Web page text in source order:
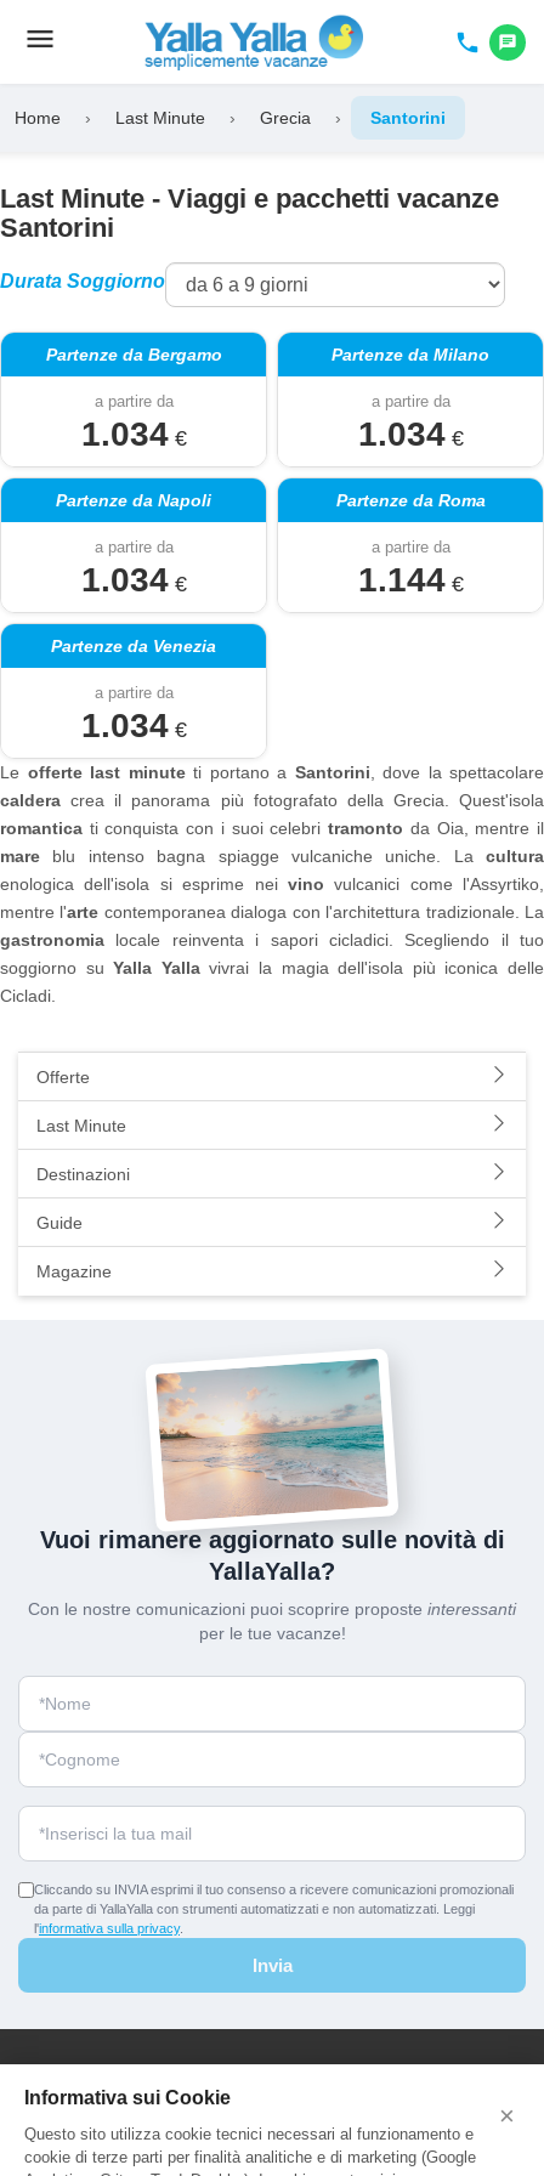
×
Informativa sui Cookie
Questo sito utilizza cookie tecnici necessari al funzionamento e
cookie di terze parti per finalità analitiche e di marketing (Google
Toggle
menu phone chat
Home › Last Minute › Grecia › Santorini
Last Minute - Viaggi e pacchetti vacanze
Santorini
Durata Soggiorno
Partenze da Bergamo
a partire da
1.034€
Partenze da Milano
a partire da
1.034€
Partenze da Napoli
a partire da
1.034€
Partenze da Roma
a partire da
1.144€
Partenze da Venezia
a partire da
1.034€
Le offerte last minuteti portano a Santorini , dove la spettacolare
caldera crea il panorama più fotografato della Grecia. Quest'isola
romantica ti conquista con i suoi celebritramonto da Oia, mentre il
mare blu intenso bagna spiagge vulcaniche uniche. La cultura
enologica dell'isola si esprime nei vino vulcanici come l'Assyrtiko,
mentre l'arte contemporanea dialoga con l'architettura tradizionale. La
gastronomia locale reinventa i sapori cicladici. Scegliendo il tuo
soggiorno suYalla Yallavivrai la magia dell'isola più iconica delle
Cicladi.
Offerte
Last Minute
Destinazioni
Guide
Magazine
Vuoi rimanere aggiornato sulle novità di
YallaYalla?
Con le nostre comunicazioni puoi scoprire proposte interessanti
per le tue vacanze!
Cliccando su INVIA esprimi il tuo consenso a ricevere comunicazioni promozionali
da parte di YallaYalla con strumenti automatizzati e non automatizzati. Leggi
l'informativa sulla privacy.
Invia
YallaYalla - DICA Srl
Sede Legale e Agenzia al Pubblico:
Viale Adriatico 127 - 00141 Roma